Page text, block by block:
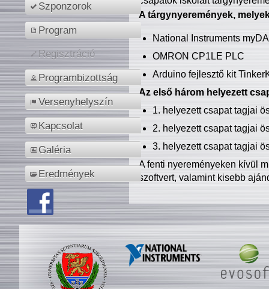
Szponzorok
Program
Regisztráció
Programbizottság
Versenyhelyszín
Kapcsolat
Galéria
Eredmények
A tárgynyeremények,
National Instruments
OMRON CP1LE PLC
Arduino fejlesztő kit
Az első három helyezett
1. helyezett csapat tagjai
2. helyezett csapat tagjai
3. helyezett csapat tagjai
A fenti nyereményeken kívül
szoftvert, valamint kisebb